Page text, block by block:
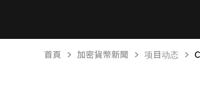
首頁 加密貨幣新聞 项目动态